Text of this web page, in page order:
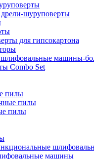
шуруповерты
для гипсокартона
машины-
Combo Set
пилы
пилы
пилы
машины